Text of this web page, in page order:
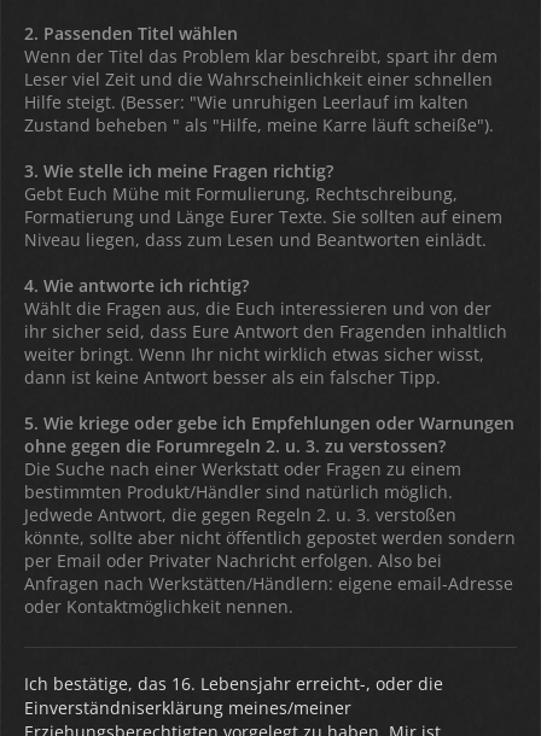
2. Passenden Titel wählen
Wenn der Titel das Problem klar beschreibt, spart ihr dem
Leser viel Zeit und die Wahrscheinlichkeit einer schnellen
Hilfe steigt. (Besser: "Wie unruhigen Leerlauf im kalten
Zustand beheben " als "Hilfe, meine Karre läuft scheiße").
3. Wie stelle ich meine Fragen richtig?
Gebt Euch Mühe mit Formulierung, Rechtschreibung,
Formatierung und Länge Eurer Texte. Sie sollten auf einem
Niveau liegen, dass zum Lesen und Beantworten einlädt.
4. Wie antworte ich richtig?
Wählt die Fragen aus, die Euch interessieren und von der
ihr sicher seid, dass Eure Antwort den Fragenden inhaltlich
weiter bringt. Wenn Ihr nicht wirklich etwas sicher wisst,
dann ist keine Antwort besser als ein falscher Tipp.
5. Wie kriege oder gebe ich Empfehlungen oder Warnungen
ohne gegen die Forumregeln 2. u. 3. zu verstossen?
Die Suche nach einer Werkstatt oder Fragen zu einem
bestimmten Produkt/Händler sind natürlich möglich.
Jedwede Antwort, die gegen Regeln 2. u. 3. verstoßen
könnte, sollte aber nicht öffentlich gepostet werden sondern
per Email oder Privater Nachricht erfolgen. Also bei
Anfragen nach Werkstätten/Händlern: eigene email-Adresse
oder Kontaktmöglichkeit nennen.
Ich bestätige, das 16. Lebensjahr erreicht-, oder die
Einverständniserklärung meines/meiner